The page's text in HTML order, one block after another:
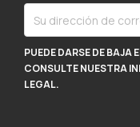
PUEDE DARSE DE BAJA
CONSULTE NUESTRA
LEGAL.